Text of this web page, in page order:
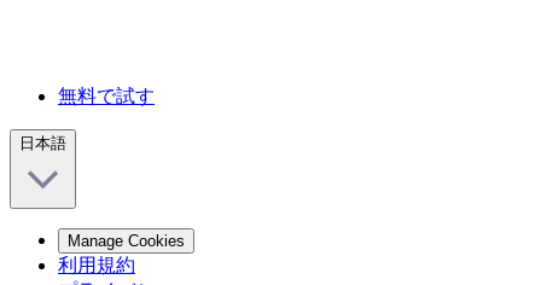
無料で試す
日本語
Manage Cookies
利用規約